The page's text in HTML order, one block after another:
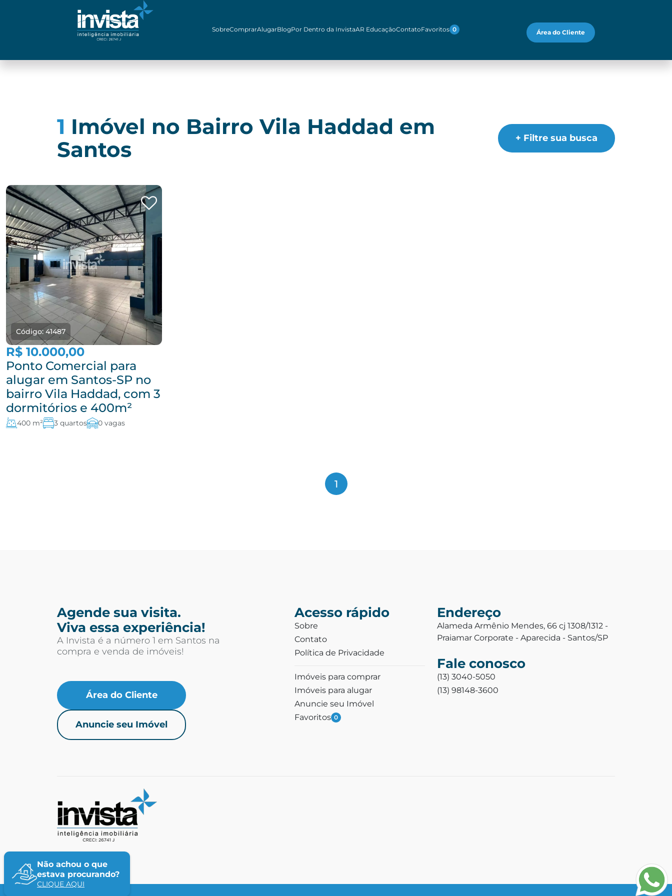
SobreComprarAlugarBlogPor Dentro da InvistaAR EducaçãoContatoFavoritos 0 Área do Cliente
1 Imóvel no Bairro Vila Haddad em
Santos
+ Filtre sua busca
Código: 41487
R$ 10.000,00
Ponto Comercial para
alugar em Santos-SP no
bairro Vila Haddad, com 3
dormitórios e 400m²
400 m² 3 quartos 0 vagas
1
Agende sua visita.
Viva essa experiência!
A Invista é a número 1 em Santos na
compra e venda de imóveis!
Área do Cliente
Anuncie seu Imóvel
Acesso rápido
Sobre
Contato
Política de Privacidade
Imóveis para comprar
Imóveis para alugar
Anuncie seu Imóvel
Favoritos 0
Endereço
Alameda Armênio Mendes, 66 cj 1308/1312 -
Praiamar Corporate - Aparecida - Santos/SP
Fale conosco
(13) 3040-5050
(13) 98148-3600
Não achou o que
estava procurando?
CLIQUE AQUI